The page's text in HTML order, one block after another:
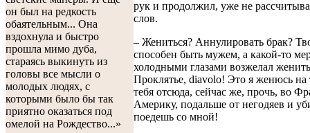
он был на редкость
обаятельным... Она
вздохнула и быстро
прошла мимо дуба,
стараясь выкинуть из
головы все мысли о
молодых людях, с
которыми было бы так
приятно оказаться под
омелой на Рождество...»
рук и продолжил, уже не
слов.
– Жениться? Аннулировать брак?
способен быть мужем, а какой-то
холодными глазами возжелал
Проклятье, diavolo! Это я женюсь на
тебя отсюда, сейчас же, прочь, во
Америку, подальше от негодяев и
поедешь со мной!